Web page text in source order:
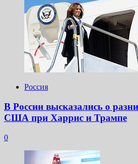
Россия
В России высказались о
США при Харрис и Трампе
0